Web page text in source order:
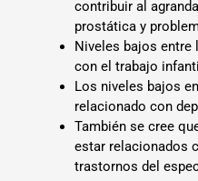
contribuir al
prostática y
Niveles bajos entre
con el trabajo
Los niveles bajos
relacionado con
También se cree
estar relacionados
trastornos del